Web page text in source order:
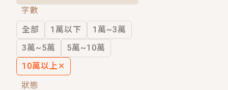
穿越｜《穿越遠古後成了野人娘子》你
字數
全部
1萬以下
1萬~3萬
3萬~5萬
5萬~10萬
10萬以上 ✕
狀態